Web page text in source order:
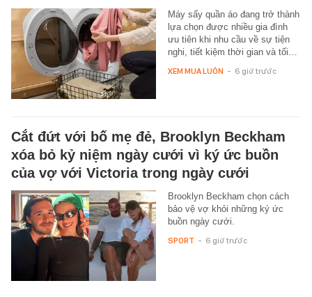
Máy sấy quần áo đang trở thành
lựa chọn được nhiều gia đình
ưu tiên khi nhu cầu về sự tiện
nghi, tiết kiệm thời gian và tối…
XEM MUA LUÔN - 6 giờ trước
Cắt đứt với bố mẹ đẻ, Brooklyn Beckham
xóa bỏ kỷ niệm ngày cưới vì ký ức buồn
của vợ với Victoria trong ngày cưới
Brooklyn Beckham chọn cách
bảo vệ vợ khỏi những ký ức
buồn ngày cưới.
SPORT - 6 giờ trước